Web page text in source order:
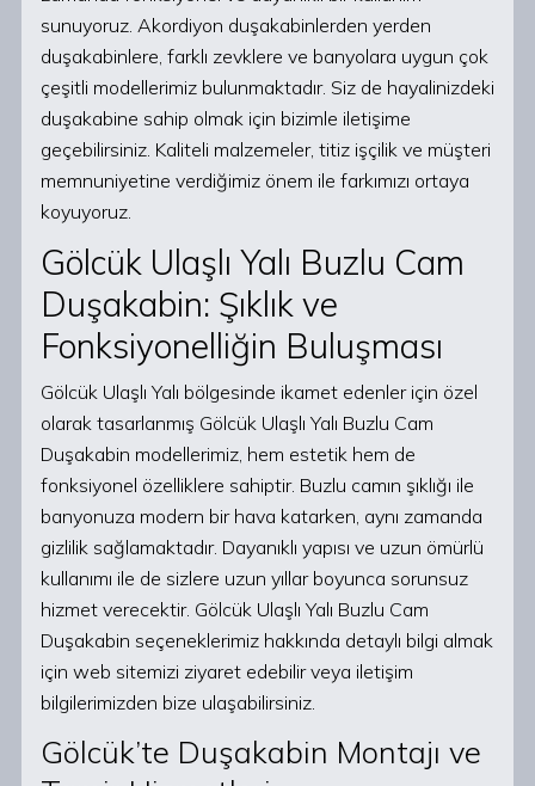
sunuyoruz. Akordiyon duşakabinlerden yerden
duşakabinlere, farklı zevklere ve banyolara uygun çok
çeşitli modellerimiz bulunmaktadır. Siz de hayalinizdeki
duşakabine sahip olmak için bizimle iletişime
geçebilirsiniz. Kaliteli malzemeler, titiz işçilik ve müşteri
memnuniyetine verdiğimiz önem ile farkımızı ortaya
koyuyoruz.
Gölcük Ulaşlı Yalı Buzlu Cam
Duşakabin: Şıklık ve
Fonksiyonelliğin Buluşması
Gölcük Ulaşlı Yalı bölgesinde ikamet edenler için özel
olarak tasarlanmış Gölcük Ulaşlı Yalı Buzlu Cam
Duşakabin modellerimiz, hem estetik hem de
fonksiyonel özelliklere sahiptir. Buzlu camın şıklığı ile
banyonuza modern bir hava katarken, aynı zamanda
gizlilik sağlamaktadır. Dayanıklı yapısı ve uzun ömürlü
kullanımı ile de sizlere uzun yıllar boyunca sorunsuz
hizmet verecektir. Gölcük Ulaşlı Yalı Buzlu Cam
Duşakabin seçeneklerimiz hakkında detaylı bilgi almak
için web sitemizi ziyaret edebilir veya iletişim
bilgilerimizden bize ulaşabilirsiniz.
Gölcük’te Duşakabin Montajı ve